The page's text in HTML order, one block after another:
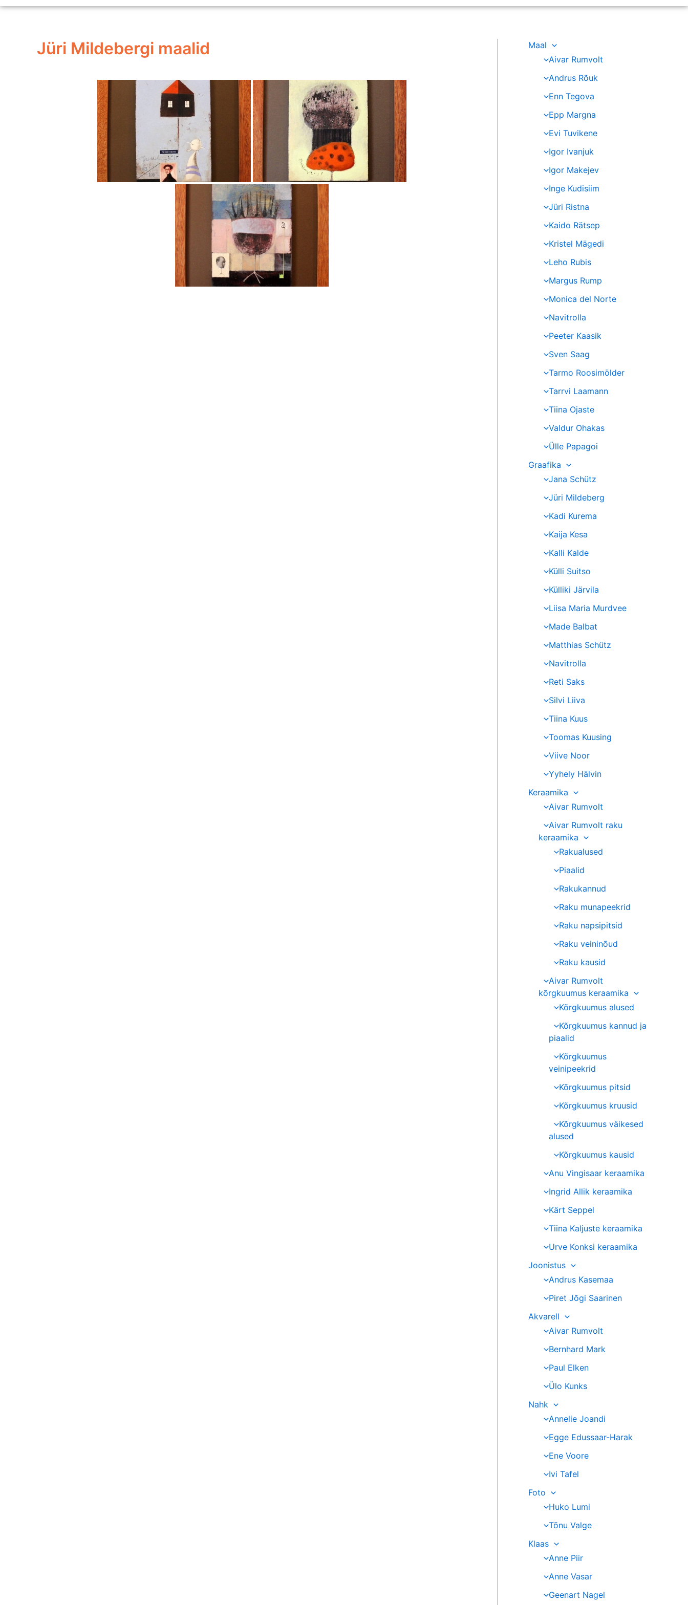
Jüri Mildebergi maalid
Maal
Aivar Rumvolt
Andrus Rõuk
Enn Tegova
Epp Margna
Evi Tuvikene
Igor Ivanjuk
Igor Makejev
Inge Kudisiim
Jüri Ristna
Kaido Rätsep
Kristel Mägedi
Leho Rubis
Margus Rump
Monica del Norte
Navitrolla
Peeter Kaasik
Sven Saag
Tarmo Roosimölder
Tarrvi Laamann
Tiina Ojaste
Valdur Ohakas
Ülle Papagoi
Graafika
Jana Schütz
Jüri Mildeberg
Kadi Kurema
Kaija Kesa
Kalli Kalde
Külli Suitso
Külliki Järvila
Liisa Maria Murdvee
Made Balbat
Matthias Schütz
Navitrolla
Reti Saks
Silvi Liiva
Tiina Kuus
Toomas Kuusing
Viive Noor
Yyhely Hälvin
Keraamika
Aivar Rumvolt
Aivar Rumvolt raku
keraamika
Rakualused
Piaalid
Rakukannud
Raku munapeekrid
Raku napsipitsid
Raku veininõud
Raku kausid
Aivar Rumvolt
kõrgkuumus keraamika
Kõrgkuumus alused
Kõrgkuumus kannud ja
piaalid
Kõrgkuumus
veinipeekrid
Kõrgkuumus pitsid
Kõrgkuumus kruusid
Kõrgkuumus väikesed
alused
Kõrgkuumus kausid
Anu Vingisaar keraamika
Ingrid Allik keraamika
Kärt Seppel
Tiina Kaljuste keraamika
Urve Konksi keraamika
Joonistus
Andrus Kasemaa
Piret Jõgi Saarinen
Akvarell
Aivar Rumvolt
Bernhard Mark
Paul Elken
Ülo Kunks
Nahk
Annelie Joandi
Egge Edussaar-Harak
Ene Voore
Ivi Tafel
Foto
Huko Lumi
Tõnu Valge
Klaas
Anne Piir
Anne Vasar
Geenart Nagel